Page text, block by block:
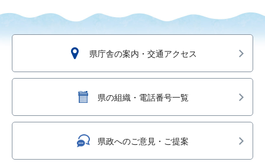
県庁舎の案内・交通アクセス
県の組織・電話番号一覧
県政へのご意見・ご提案